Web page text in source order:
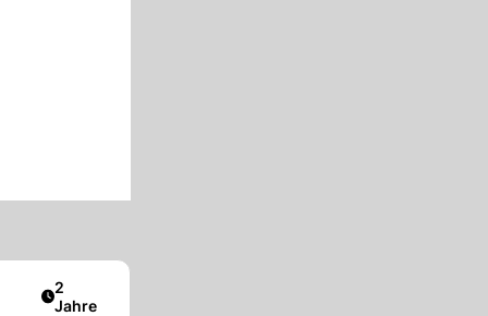
Artikel veröffentlicht:
2
Jahre